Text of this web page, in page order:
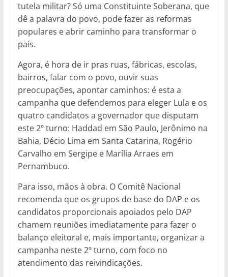
tutela militar? Só uma Constituinte Soberana, que
dê a palavra do povo, pode fazer as reformas
populares e abrir caminho para transformar o
país.
Agora, é hora de ir pras ruas, fábricas, escolas,
bairros, falar com o povo, ouvir suas
preocupações, apontar caminhos: é esta a
campanha que defendemos para eleger Lula e os
quatro candidatos a governador que disputam
este 2º turno: Haddad em São Paulo, Jerônimo na
Bahia, Décio Lima em Santa Catarina, Rogério
Carvalho em Sergipe e Marília Arraes em
Pernambuco.
Para isso, mãos à obra. O Comitê Nacional
recomenda que os grupos de base do DAP e os
candidatos proporcionais apoiados pelo DAP
chamem reuniões imediatamente para fazer o
balanço eleitoral e, mais importante, organizar a
campanha neste 2º turno, com foco no
atendimento das reivindicações.